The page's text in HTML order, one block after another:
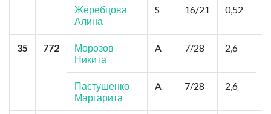
Жеребцова
Алина
S 16/21 0,52
35 772
Морозов
Никита
A 7/28 2,6
Пастушенко
Маргарита
A 7/28 2,6